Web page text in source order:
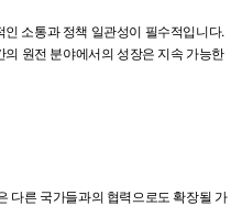
소통과 정책 일관성이 필수적입니다.
원전 분야에서의 성장은 지속 가능한
다른 국가들과의 협력으로도 확장될 가